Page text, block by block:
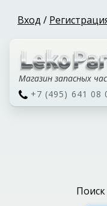
Вход /
Магазин запасных
+7 (495) 641 08